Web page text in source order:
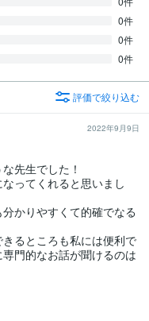
0件
0件
0件
評価で絞り込む
2022年9月9日
先生でした！
ってくれると思いまし
かりやすくて的確でなる
るところも私には便利で
門的なお話が聞けるのは